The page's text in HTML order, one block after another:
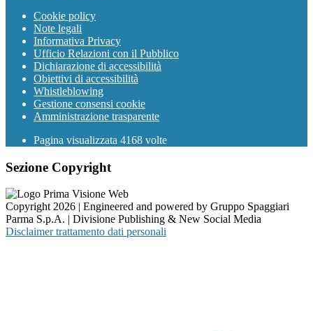
Cookie policy
Note legali
Informativa Privacy
Ufficio Relazioni con il Pubblico
Dichiarazione di accessibilità
Obiettivi di accessibilità
Whistleblowing
Gestione consensi cookie
Amministrazione trasparente
Pagina visualizzata 4168 volte
Sezione Copyright
Copyright 2026 | Engineered and powered by Gruppo Spaggiari
Parma S.p.A. | Divisione Publishing & New Social Media
Disclaimer trattamento dati personali